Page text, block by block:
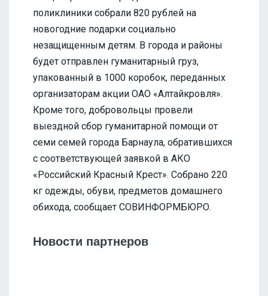
поликлиники собрали 820 рублей на
новогодние подарки социально
незащищенным детям. В города и районы
будет отправлен гуманитарный груз,
упакованный в 1000 коробок, переданных
организаторам акции ОАО «Алтайкровля».
Кроме того, добровольцы провели
выездной сбор гуманитарной помощи от
семи семей города Барнаула, обратившихся
с соответствующей заявкой в АКО
«Российский Красный Крест». Собрано 220
кг одежды, обуви, предметов домашнего
обихода, сообщает СОВИНФОРМБЮРО.
Новости партнеров